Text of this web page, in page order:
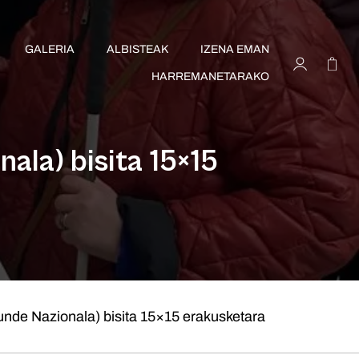
GALERIA ALBISTEAK IZENA EMAN
HARREMANETARAKO
bisita 15×15
Nazionala) bisita 15×15 erakusketara